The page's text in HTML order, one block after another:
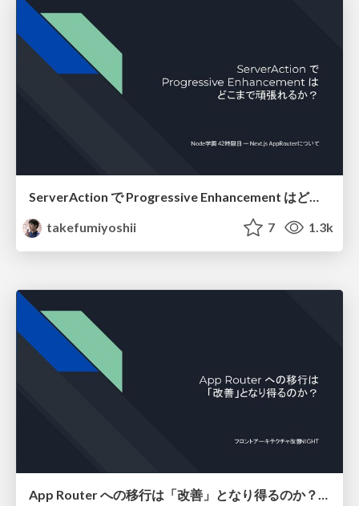
ServerAction で Progressive Enhancement はどこまで頑張れるか？ / progressive-enhancement-with-server-action
takefumiyoshii
7 1.3k
App Router への移行は「改善」となり得るのか？/ Can migration to App Router be an improvement